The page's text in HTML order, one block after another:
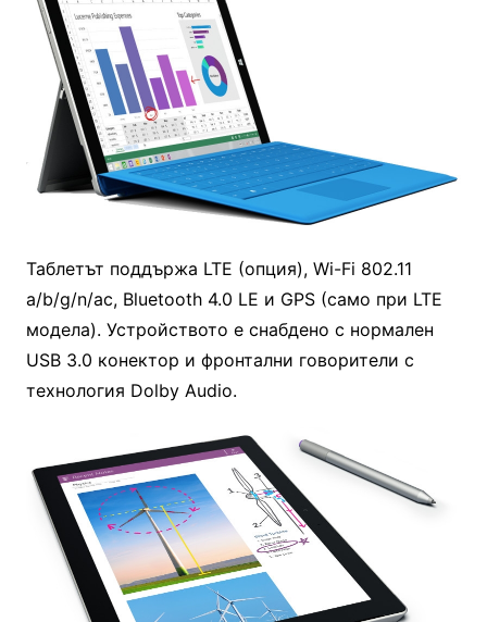
Таблетът поддържа LTE (опция), Wi-Fi 802.11
a/b/g/n/ac, Bluetooth 4.0 LE и GPS (само при LTE
модела). Устройството е снабдено с нормален
USB 3.0 конектор и фронтални говорители с
технология Dolby Audio.